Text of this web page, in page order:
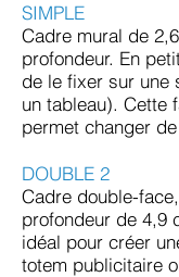
SIMPLE
Cadre mural de
profondeur. En
de le fixer sur une
un tableau). Cette
permet changer
DOUBLE 2
Cadre double-
profondeur de 4,9
idéal pour créer
totem publicitaire